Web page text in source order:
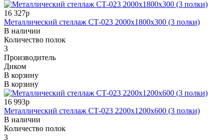
16 327р
Металлический стеллаж СТ-023 2000x1800x300 (3 полки)
В наличии
Количество полок
3
Производитель
Диком
В корзину
В корзину
16 993р
Металлический стеллаж СТ-023 2200x1200x600 (3 полки)
В наличии
Количество полок
3